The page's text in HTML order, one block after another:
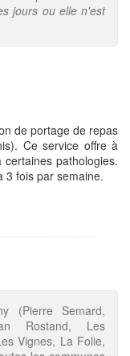
jours ou elle n'est
de portage de repas
Ce service offre à
pathologies.
3 fois par semaine.
(Pierre Semard,
Rostand, Les
Vignes, La Folie,